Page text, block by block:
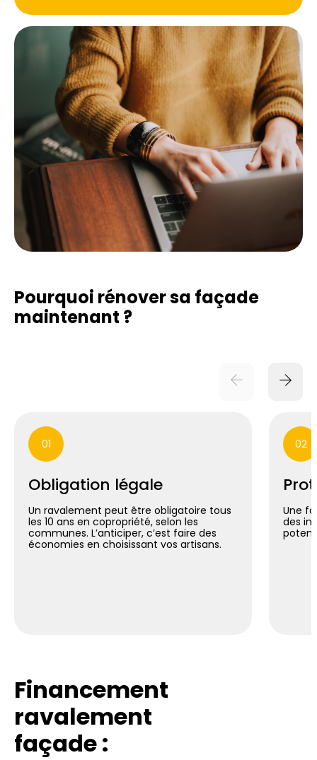
Pourquoi rénover sa façade
maintenant ?
01
Obligation légale
Un ravalement peut être obligatoire tous
les 10 ans en copropriété, selon les
communes. L’anticiper, c’est faire des
économies en choisissant vos artisans.
02
Une
des
Financement
ravalement
façade :